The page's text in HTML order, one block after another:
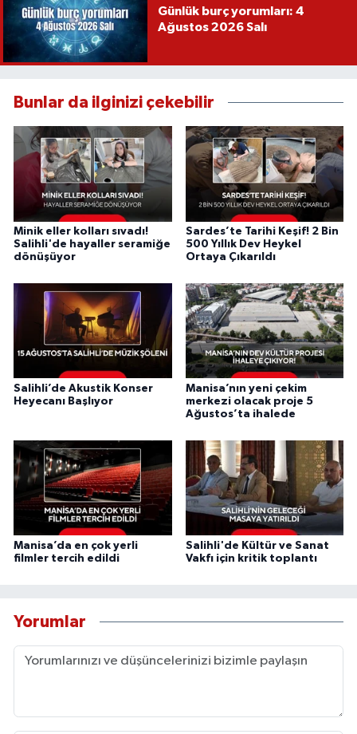
Günlük burç yorumları: 4
Ağustos 2026 Salı
Bunlar da ilginizi çekebilir
Minik eller kolları sıvadı!
Salihli'de hayaller seramiğe
dönüşüyor
Sardes’te Tarihi Keşif! 2 Bin
500 Yıllık Dev Heykel
Ortaya Çıkarıldı
Salihli’de Akustik Konser
Heyecanı Başlıyor
Manisa’nın yeni çekim
merkezi olacak proje 5
Ağustos’ta ihalede
Manisa’da en çok yerli
filmler tercih edildi
Salihli'de Kültür ve Sanat
Vakfı için kritik toplantı
Yorumlar